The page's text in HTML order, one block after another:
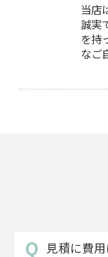
当店
誠実
を持
なご
見積に費